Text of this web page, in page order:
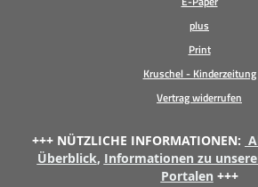
plus
Print
Kruschel - Kinderzeitung
Vertrag widerrufen
+++ NÜTZLICHE INFORMATIONEN:
Überblick, Informationen zu
Portalen +++